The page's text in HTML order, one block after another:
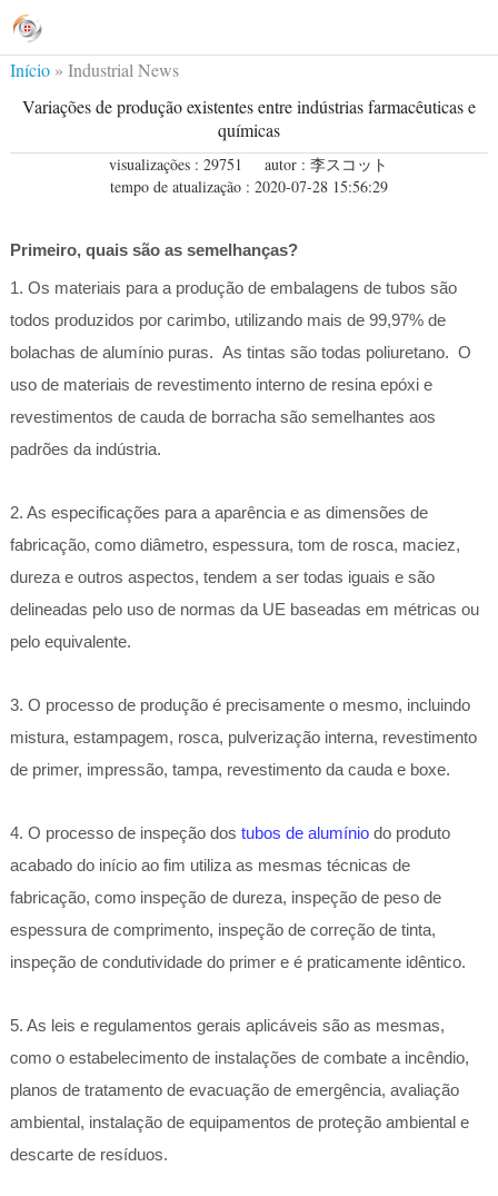
Início» Industrial News
Variações de produção existentes entre indústrias farmacêuticas e
químicas
visualizações : 29751
autor : 李スコット
tempo de atualização : 2020-07-28 15:56:29
Primeiro, quais são as semelhanças?
1. Os materiais para a produção de embalagens de tubos são
todos produzidos por carimbo, utilizando mais de 99,97% de
bolachas de alumínio puras. As tintas são todas poliuretano. O
uso de materiais de revestimento interno de resina epóxi e
revestimentos de cauda de borracha são semelhantes aos
padrões da indústria.
2. As especificações para a aparência e as dimensões de
fabricação, como diâmetro, espessura, tom de rosca, maciez,
dureza e outros aspectos, tendem a ser todas iguais e são
delineadas pelo uso de normas da UE baseadas em métricas ou
pelo equivalente.
3. O processo de produção é precisamente o mesmo, incluindo
mistura, estampagem, rosca, pulverização interna, revestimento
de primer, impressão, tampa, revestimento da cauda e boxe.
4. O processo de inspeção dos tubos de alumíniodo produto
acabado do início ao fim utiliza as mesmas técnicas de
fabricação, como inspeção de dureza, inspeção de peso de
espessura de comprimento, inspeção de correção de tinta,
inspeção de condutividade do primer e é praticamente idêntico.
5. As leis e regulamentos gerais aplicáveis são as mesmas,
como o estabelecimento de instalações de combate a incêndio,
planos de tratamento de evacuação de emergência, avaliação
ambiental, instalação de equipamentos de proteção ambiental e
descarte de resíduos.